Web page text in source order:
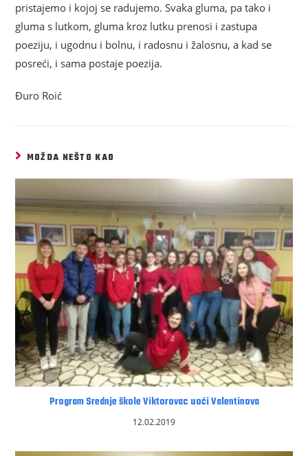
pristajemo i kojoj se radujemo. Svaka gluma, pa tako i
gluma s lutkom, gluma kroz lutku prenosi i zastupa
poeziju, i ugodnu i bolnu, i radosnu i žalosnu, a kad se
posreći, i sama postaje poezija.
Đuro Roić
MOŽDA NEŠTO KAO
Program Srednje škole Viktorovac uoći Valentinova
12.02.2019